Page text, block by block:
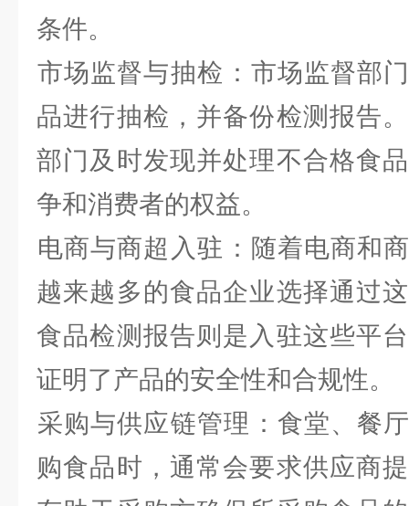
条件。
市场监督与抽检‌：市场监督部
品进行抽检，并备份检测报告
部门及时发现并处理不合格食
争和消费者的权益。
电商与商超入驻‌：随着电商和
越来越多的食品企业选择通过
食品检测报告则是入驻这些平
证明了产品的安全性和合规性。
采购与供应链管理‌：食堂、餐
购食品时，通常会要求供应商